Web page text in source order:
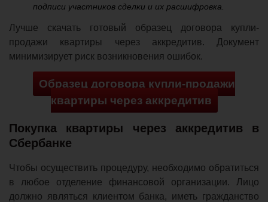
подписи участников сделки и их расшифровка.
Лучше скачать готовый образец договора купли-
продажи квартиры через аккредитив. Документ
минимизирует риск возникновения ошибок.
Образец договора купли-продажи
квартиры через аккредитив
Покупка квартиры через аккредитив в
Сбербанке
Чтобы осуществить процедуру, необходимо обратиться
в любое отделение финансовой организации. Лицо
должно являться клиентом банка, иметь гражданство